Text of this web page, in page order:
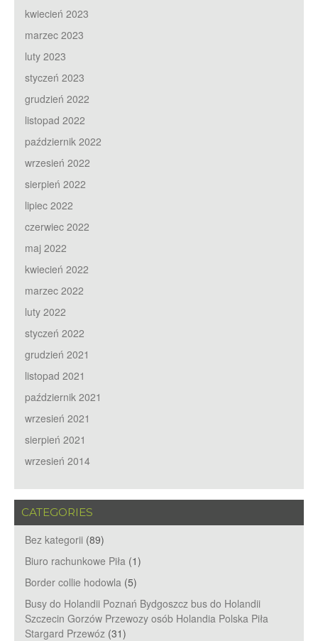
kwiecień 2023
marzec 2023
luty 2023
styczeń 2023
grudzień 2022
listopad 2022
październik 2022
wrzesień 2022
sierpień 2022
lipiec 2022
czerwiec 2022
maj 2022
kwiecień 2022
marzec 2022
luty 2022
styczeń 2022
grudzień 2021
listopad 2021
październik 2021
wrzesień 2021
sierpień 2021
wrzesień 2014
CATEGORIES
Bez kategorii (89)
Biuro rachunkowe Piła (1)
Border collie hodowla (5)
Busy do Holandii Poznań Bydgoszcz bus do Holandii
Szczecin Gorzów Przewozy osób Holandia Polska Piła
Stargard Przewóz (31)